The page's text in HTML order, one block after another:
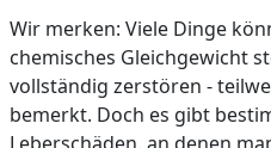
Wir merken: Viele Dinge
chemisches Gleichgewicht
vollständig zerstören -
bemerkt. Doch es gibt